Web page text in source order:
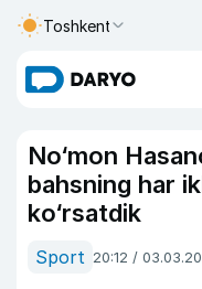
Toshkent
No‘mon
bahsning har
ko‘rsatdik
Sport 20:12 /